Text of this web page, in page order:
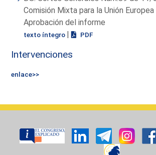
Comisión Mixta para la Unión Europea
Aprobación del informe
texto íntegro | PDF
Intervenciones
enlace>>